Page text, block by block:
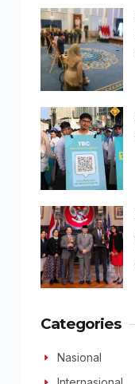
Categories
Nasional